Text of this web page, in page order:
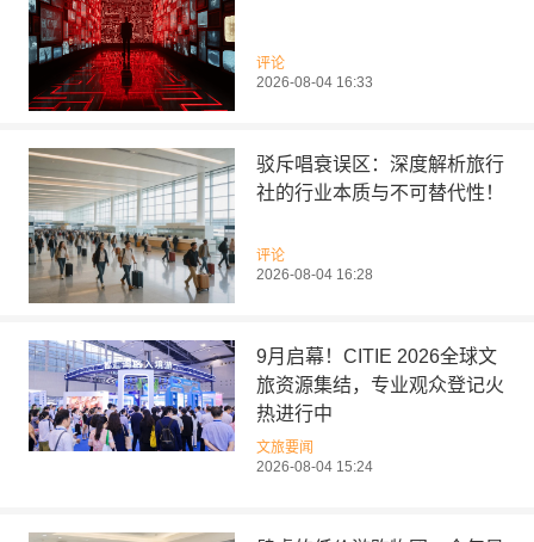
评论
2026-08-04 16:33
驳斥唱衰误区：深度解析旅行
社的行业本质与不可替代性！
评论
2026-08-04 16:28
9月启幕！CITIE 2026全球文
旅资源集结，专业观众登记火
热进行中
文旅要闻
2026-08-04 15:24